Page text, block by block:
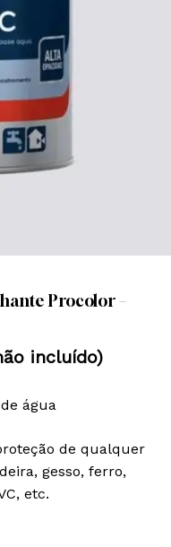
Procolor –
incluído)
água
de qualquer
gesso, ferro,
etc.